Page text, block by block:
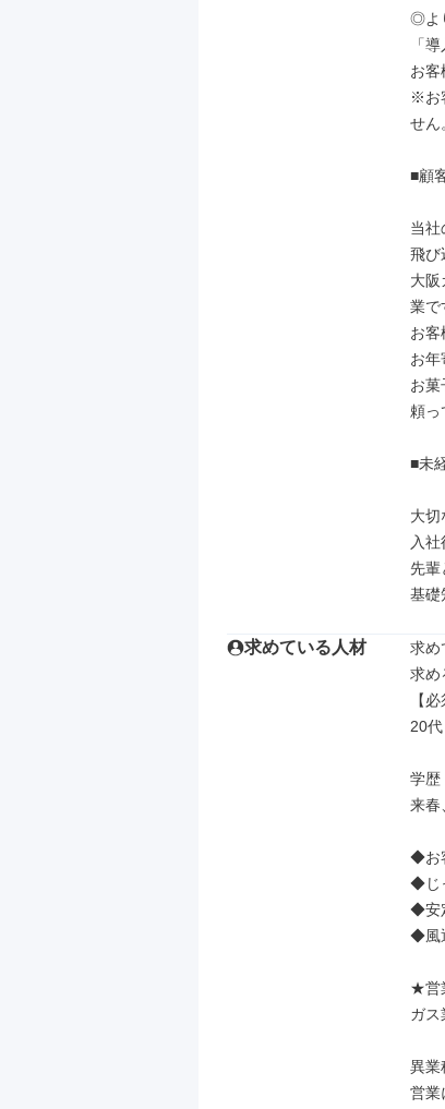
◎よ
「
お客
※お
せん
■顧
当社
飛び
大阪
業で
お客
お年
お菓
頼っ
■未
大切
入
先輩
基礎
求めている人材
求め
求め
【
20
学歴
来春
◆お
◆じ
◆安
◆風
★営
ガス
異業
営業